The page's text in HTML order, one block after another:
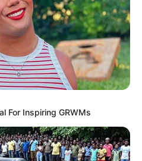
For Inspiring GRWMs